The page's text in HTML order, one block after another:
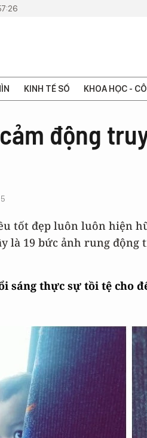
KINH TẾ SỐ KHOA HỌC -
động
tốt đẹp luôn luôn hiện
là 19 bức ảnh rung
sáng thực sự tồi tệ cho